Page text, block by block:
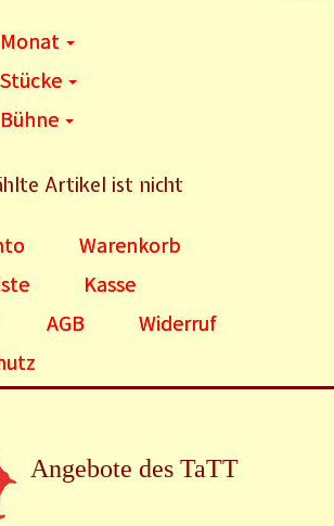
Artikel ist nicht
Warenkorb
Kasse
AGB
Widerruf
Angebote des TaTT